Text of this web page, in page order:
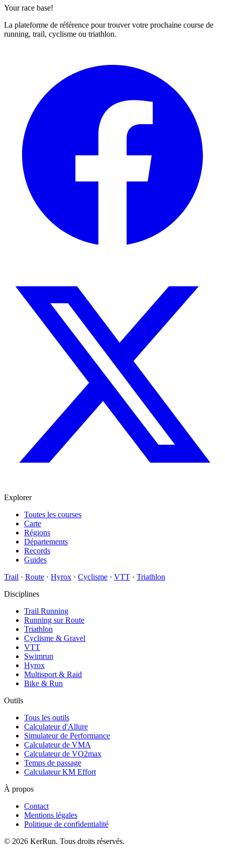
Your race base!
La plateforme de référence pour trouver votre prochaine course de
running, trail, cyclisme ou triathlon.
Explorer
Toutes les courses
Carte
Régions
Départements
Records
Guides
Trail · Route · Hyrox · Cyclisme · VTT · Triathlon
Disciplines
Trail Running
Running sur Route
Triathlon
Cyclisme & Gravel
VTT
Swimrun
Hyrox
Multisport & Raid
Bike & Run
Outils
Tous les outils
Calculateur d'Allure
Simulateur de Performance
Calculateur de VMA
Calculateur de VO2max
Temps de passage
Calculateur KM Effort
À propos
Contact
Mentions légales
Politique de confidentialité
© 2026 KerRun. Tous droits réservés.